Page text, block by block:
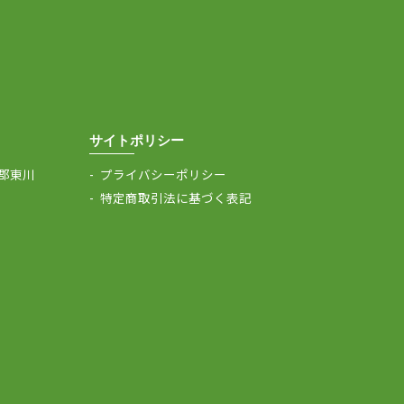
東川
サイトポリシー
プライバシーポリシー
特定商取引法に基づく表記